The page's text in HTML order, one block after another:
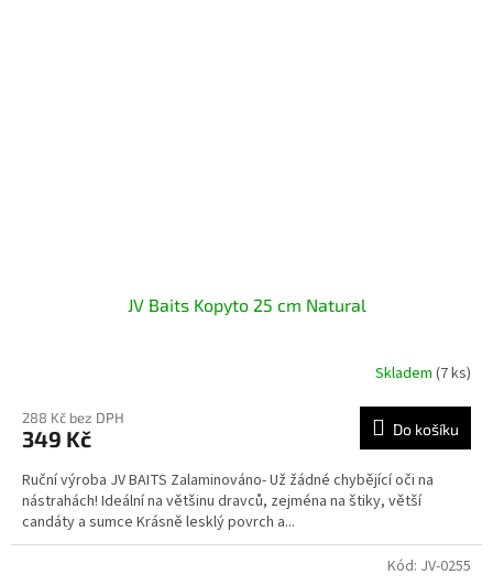
JV Baits Kopyto 25 cm Natural
Skladem (7 ks)
288 Kč bez DPH
349 Kč Do košíku
Ruční výroba JV BAITS Zalaminováno- Už žádné chybějící oči na
nástrahách! Ideální na většinu dravců, zejména na štiky, větší
candáty a sumce Krásně lesklý povrch a...
Kód: JV-0255